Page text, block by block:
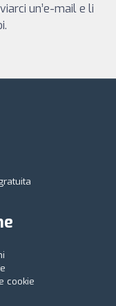
un’e-mail e li
cookie